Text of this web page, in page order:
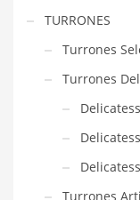
TURRONES
Turrones
Turrones
Turrones